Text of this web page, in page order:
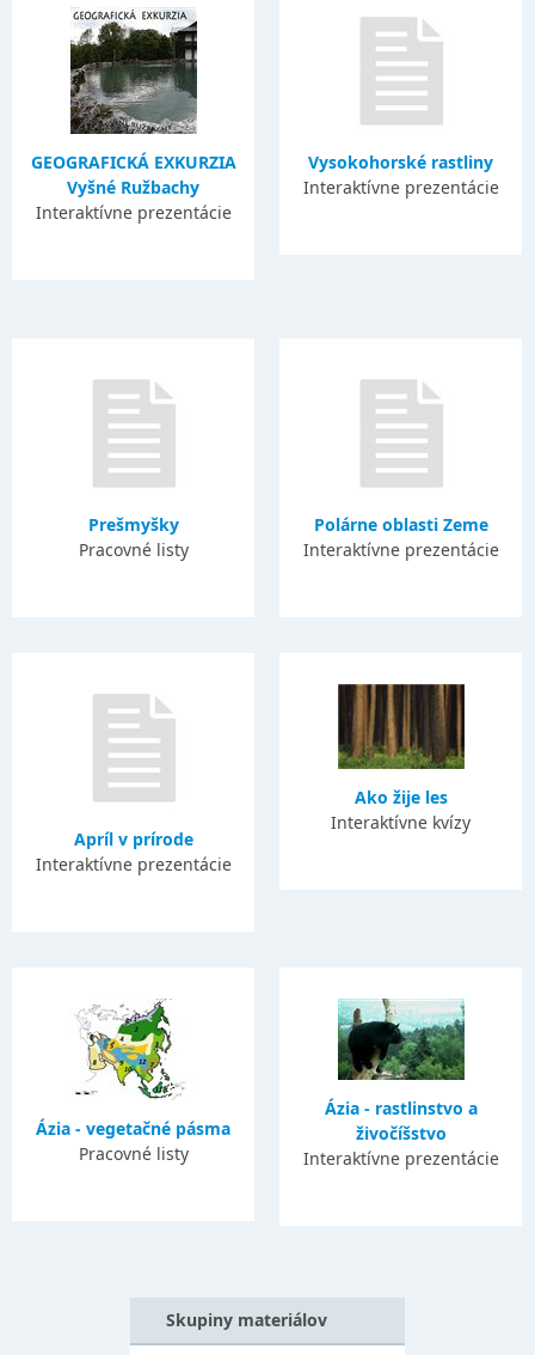
GEOGRAFICKÁ EXKURZIA
Vyšné Ružbachy
Interaktívne prezentácie
Vysokohorské rastliny
Interaktívne prezentácie
Prešmyšky
Pracovné listy
Polárne oblasti Zeme
Interaktívne prezentácie
Apríl v prírode
Interaktívne prezentácie
Ako žije les
Interaktívne kvízy
Ázia - vegetačné pásma
Pracovné listy
Ázia - rastlinstvo a
živočíšstvo
Interaktívne prezentácie
Skupiny materiálov